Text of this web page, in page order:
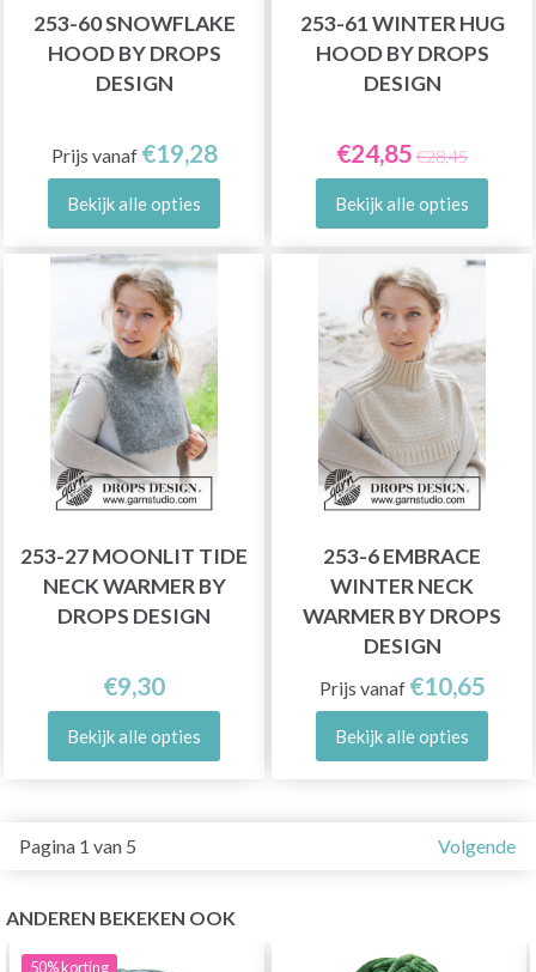
253-60 SNOWFLAKE
HOOD BY DROPS
DESIGN
Prijs vanaf €19,28
Bekijk alle opties
253-61 WINTER HUG
HOOD BY DROPS
DESIGN
€24,85 €28,45
Bekijk alle opties
253-27 MOONLIT TIDE
NECK WARMER BY
DROPS DESIGN
€9,30
Bekijk alle opties
253-6 EMBRACE
WINTER NECK
WARMER BY DROPS
DESIGN
Prijs vanaf €10,65
Bekijk alle opties
Pagina 1 van 5 Volgende
ANDEREN BEKEKEN OOK
50%korting